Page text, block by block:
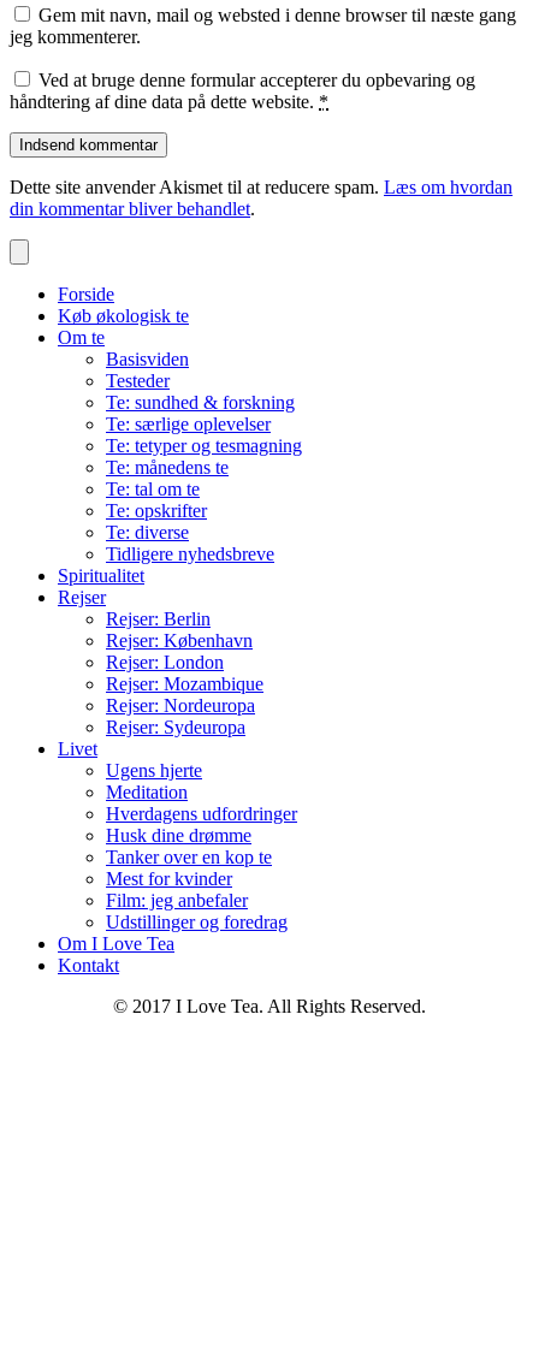
Gem mit navn, mail og websted i denne browser til næste gang
jeg kommenterer.
Ved at bruge denne formular accepterer du opbevaring og
håndtering af dine data på dette website. *
Dette site anvender Akismet til at reducere spam. Læs om hvordan
din kommentar bliver behandlet.
Forside
Køb økologisk te
Om te
Basisviden
Testeder
Te: sundhed & forskning
Te: særlige oplevelser
Te: tetyper og tesmagning
Te: månedens te
Te: tal om te
Te: opskrifter
Te: diverse
Tidligere nyhedsbreve
Spiritualitet
Rejser
Rejser: Berlin
Rejser: København
Rejser: London
Rejser: Mozambique
Rejser: Nordeuropa
Rejser: Sydeuropa
Livet
Ugens hjerte
Meditation
Hverdagens udfordringer
Husk dine drømme
Tanker over en kop te
Mest for kvinder
Film: jeg anbefaler
Udstillinger og foredrag
Om I Love Tea
Kontakt
© 2017 I Love Tea. All Rights Reserved.